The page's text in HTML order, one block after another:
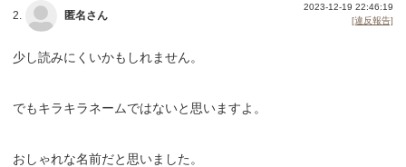
2. 匿名さん
2023-12-19 22:46:19
[違反報告]
少し読みにくいかもしれません。
でもキラキラネームではないと思いますよ。
おしゃれな名前だと思いました。